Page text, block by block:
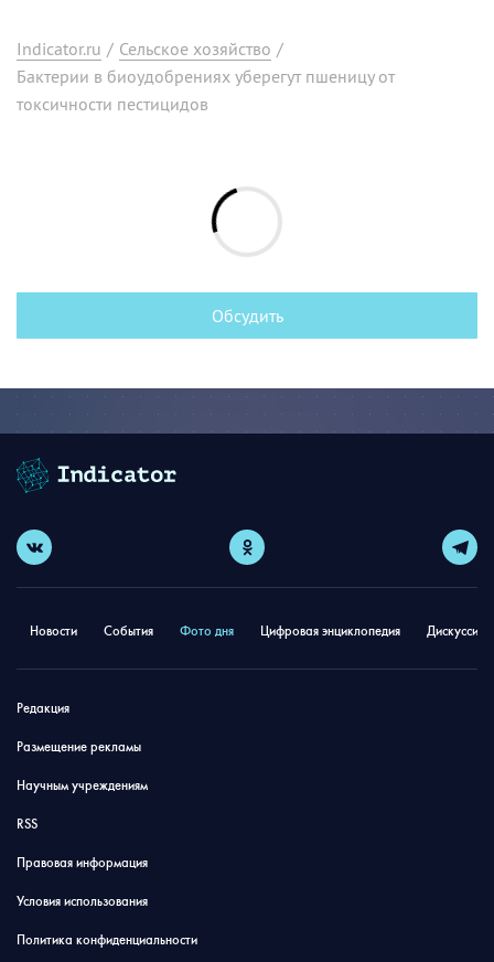
Indicator.ru / Сельское хозяйство /
Бактерии в биоудобрениях уберегут пшеницу от
токсичности пестицидов
Обсудить
Новости События Фото дня Цифровая энциклопедия
Редакция
Размещение рекламы
Научным учреждениям
RSS
Правовая информация
Условия использования
Политика конфиденциальности